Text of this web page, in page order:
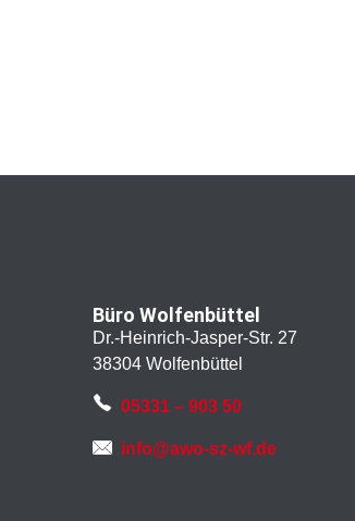
Büro Wolfenbüttel
Dr.-Heinrich-Jasper-Str. 27
38304 Wolfenbüttel
05331 – 903 50
info@awo-sz-wf.de